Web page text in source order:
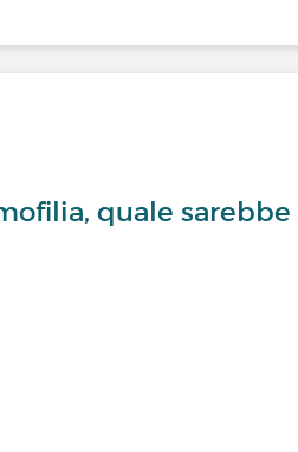
quale sarebbe